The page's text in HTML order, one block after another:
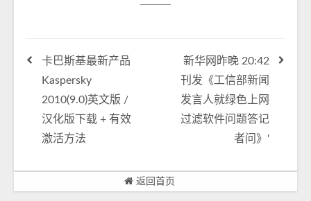
卡巴斯基最新产品
Kaspersky
2010(9.0)英文版 /
汉化版下载 + 有效
激活方法
新华网昨晚 20:42
刊发《工信部新闻
发言人就绿色上网
过滤软件问题答记
者问》'
返回首页